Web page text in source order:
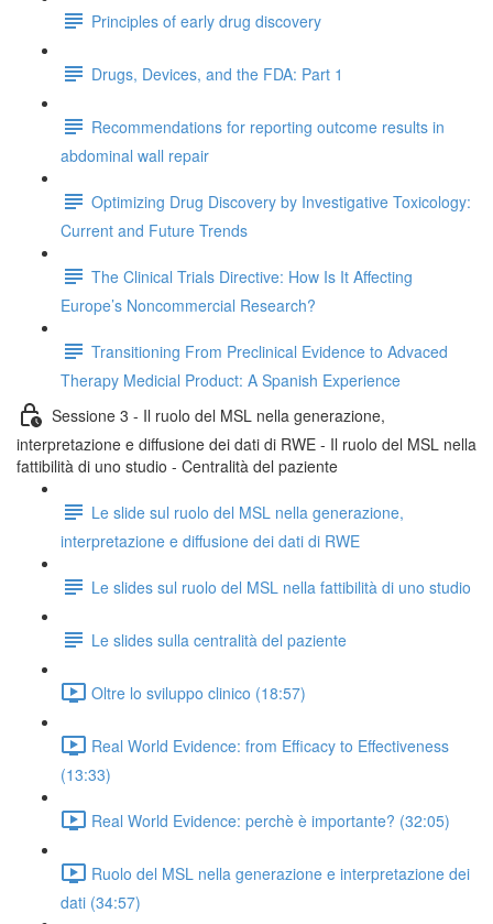
Principles of early drug discovery
Drugs, Devices, and the FDA: Part 1
Recommendations for reporting outcome results in
abdominal wall repair
Optimizing Drug Discovery by Investigative Toxicology:
Current and Future Trends
The Clinical Trials Directive: How Is It Affecting
Europe’s Noncommercial Research?
Transitioning From Preclinical Evidence to Advaced
Therapy Medicial Product: A Spanish Experience
Sessione 3 - Il ruolo del MSL nella generazione,
interpretazione e diffusione dei dati di RWE - Il ruolo del MSL nella
fattibilità di uno studio - Centralità del paziente
Le slide sul ruolo del MSL nella generazione,
interpretazione e diffusione dei dati di RWE
Le slides sul ruolo del MSL nella fattibilità di uno studio
Le slides sulla centralità del paziente
Oltre lo sviluppo clinico (18:57)
Real World Evidence: from Efficacy to Effectiveness
(13:33)
Real World Evidence: perchè è importante? (32:05)
Ruolo del MSL nella generazione e interpretazione dei
dati (34:57)